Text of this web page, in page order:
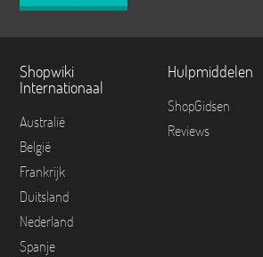
Shopwiki
Internationaal
Australië
België
Frankrijk
Duitsland
Nederland
Spanje
Hulpmiddelen
ShopGidsen
Reviews